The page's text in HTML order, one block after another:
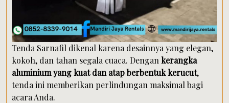
Tenda Sarnafil dikenal karena desainnya yang elegan,
kokoh, dan tahan segala cuaca. Dengan kerangka
aluminium yang kuat dan atap berbentuk kerucut,
tenda ini memberikan perlindungan maksimal bagi
acara Anda.